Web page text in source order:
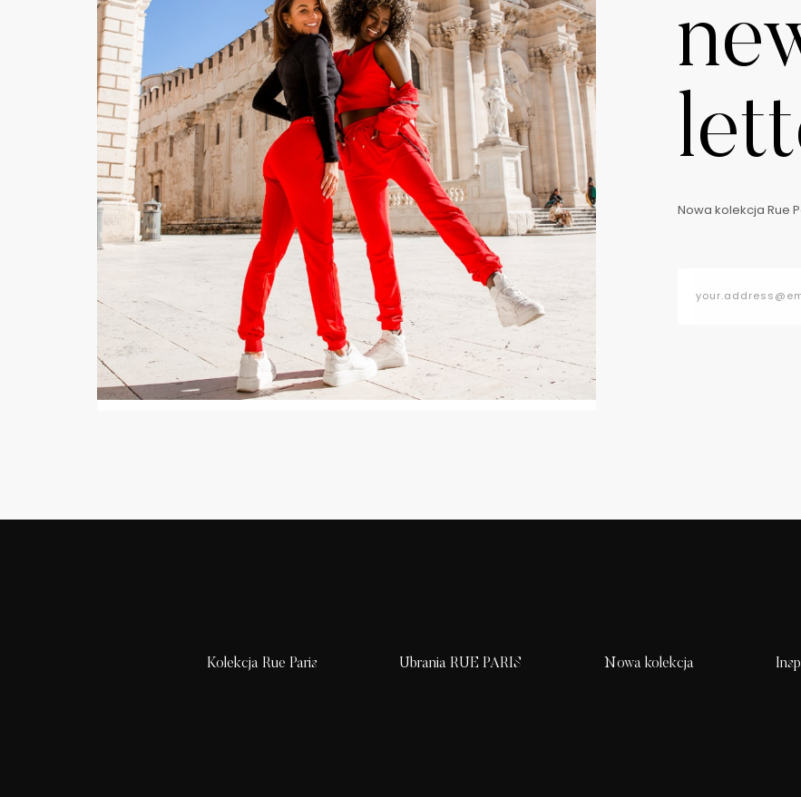
Nowa kolekcja Rue
Kolekcja Rue Paris Ubrania RUE PARIS Nowa kolekcja